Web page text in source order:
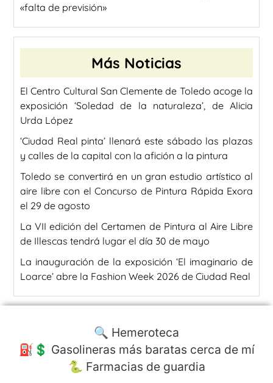
«falta de previsión»
Más Noticias
El Centro Cultural San Clemente de Toledo acoge la
exposición ‘Soledad de la naturaleza’, de Alicia
Urda López
‘Ciudad Real pinta’ llenará este sábado las plazas
y calles de la capital con la afición a la pintura
Toledo se convertirá en un gran estudio artístico al
aire libre con el Concurso de Pintura Rápida Exora
el 29 de agosto
La VII edición del Certamen de Pintura al Aire Libre
de Illescas tendrá lugar el día 30 de mayo
La inauguración de la exposición ‘El imaginario de
Loarce’ abre la Fashion Week 2026 de Ciudad Real
🔍 Hemeroteca
⛽️💲 Gasolineras más baratas cerca de mí
🐍 Farmacias de guardia